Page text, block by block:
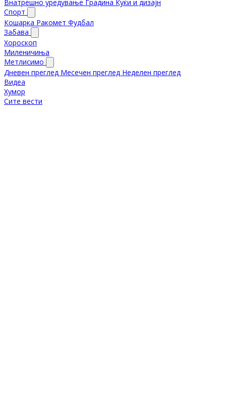
Внатрешно уредување Градина Куќи и дизајн
Спорт
Кошарка Ракомет Фудбал
Забава
Хороскоп
Миленичиња
Метлисимо
Дневен преглед Месечен преглед Неделен преглед
Видеа
Хумор
Сите вести